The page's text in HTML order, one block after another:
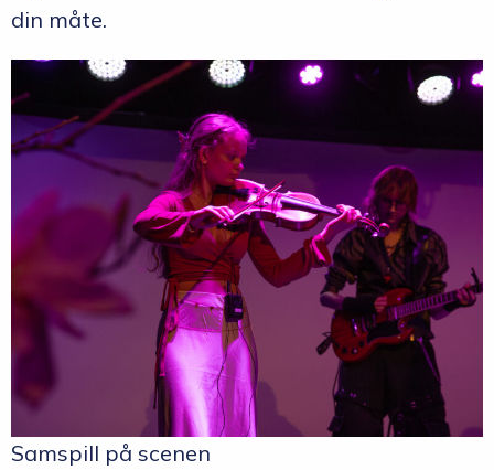
din måte.
Samspill på scenen